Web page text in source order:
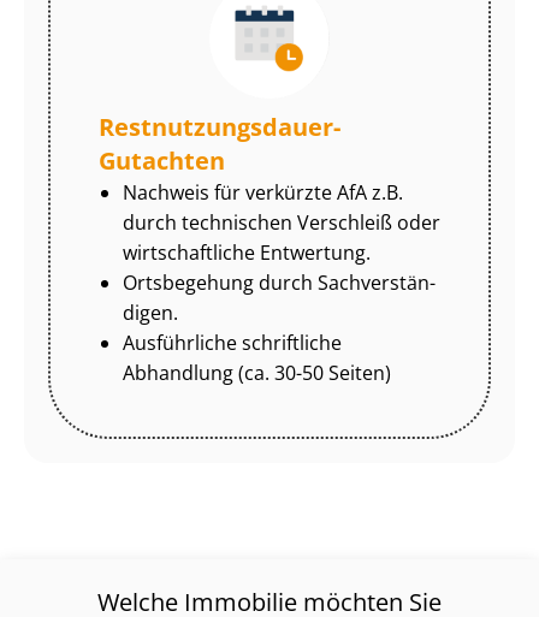
Rest­nut­zungs­dau­er-
Gutachten
Nachweis für verkürzte AfA z.B.
durch technischen Verschleiß oder
wirtschaftliche Entwertung.
Ortsbegehung durch Sach­ver­stän­
di­gen.
Ausführliche schriftliche
Abhandlung (ca. 30-50 Seiten)
Welche Immobilie möchten Sie